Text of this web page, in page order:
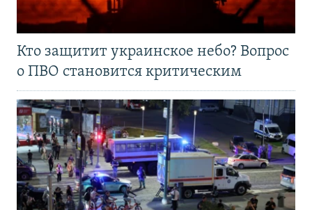
Кто защитит украинское небо? Вопрос
о ПВО становится критическим